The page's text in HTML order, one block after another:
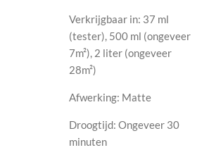
Verkrijgbaar in: 37 ml
(tester), 500 ml (ongeveer
7m²), 2 liter (ongeveer
28m²)
Afwerking: Matte
Droogtijd: Ongeveer 30
minuten